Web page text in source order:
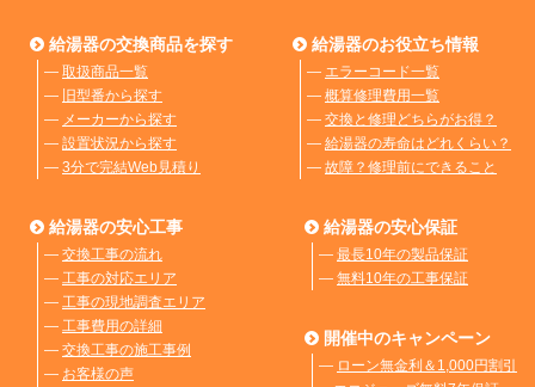
給湯器の交換商品を探す
― 取扱商品一覧
― 旧型番から探す
― メーカーから探す
― 設置状況から探す
― 3分で完結Web見積り
給湯器のお役立ち情報
― エラーコード一覧
― 概算修理費用一覧
― 交換と修理どちらがお得？
― 給湯器の寿命はどれくらい？
― 故障？修理前にできること
給湯器の安心工事
― 交換工事の流れ
― 工事の対応エリア
― 工事の現地調査エリア
― 工事費用の詳細
― 交換工事の施工事例
― お客様の声
給湯器の安心保証
― 最長10年の製品保証
― 無料10年の工事保証
開催中のキャンペーン
― ローン無金利＆1,000円割引